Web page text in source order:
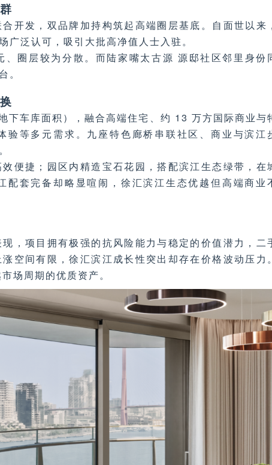
开发，双品牌加持构筑起高端圈层基底。自面世以来
泛认可，吸引大批高净值人士入驻。
圈层较为分散。而陆家嘴太古源 源邸社区邻里身份
。
下车库面积），融合高端住宅、约 13 万方国际商业与
验等多元需求。九座特色廊桥串联社区、商业与滨江
便捷；园区内精造宝石花园，搭配滨江生态绿带，在
配套完备却略显喧闹，徐汇滨江生态优越但高端商业
，项目拥有极强的抗风险能力与稳定的价值潜力，二
空间有限，徐汇滨江成长性突出却存在价格波动压力
场周期的优质资产。